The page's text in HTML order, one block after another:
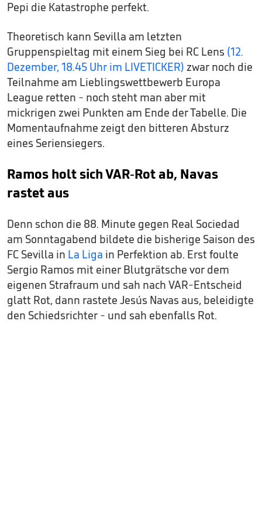
Pepi die Katastrophe perfekt.
Theoretisch kann Sevilla am letzten
Gruppenspieltag mit einem Sieg bei RC Lens (12.
Dezember, 18.45 Uhr im LIVETICKER) zwar noch die
Teilnahme am Lieblingswettbewerb Europa
League retten - noch steht man aber mit
mickrigen zwei Punkten am Ende der Tabelle. Die
Momentaufnahme zeigt den bitteren Absturz
eines Seriensiegers.
Ramos holt sich VAR-Rot ab, Navas
rastet aus
Denn schon die 88. Minute gegen Real Sociedad
am Sonntagabend bildete die bisherige Saison des
FC Sevilla in La Liga in Perfektion ab. Erst foulte
Sergio Ramos mit einer Blutgrätsche vor dem
eigenen Strafraum und sah nach VAR-Entscheid
glatt Rot, dann rastete Jesús Navas aus, beleidigte
den Schiedsrichter - und sah ebenfalls Rot.